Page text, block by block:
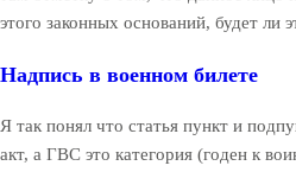
этого законных оснований, будет ли
Надпись в военном билете
Я так понял что статья пункт и
акт, а ГВС это категория (годен к